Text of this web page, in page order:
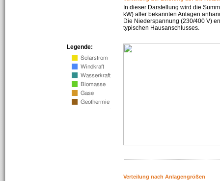
In dieser Darstellung wird die
kW) aller bekannten Anlagen
Die Niederspannung (230/400 V)
typischen Hausanschlusses.
Legende:
Verteilung nach Anlagengrößen